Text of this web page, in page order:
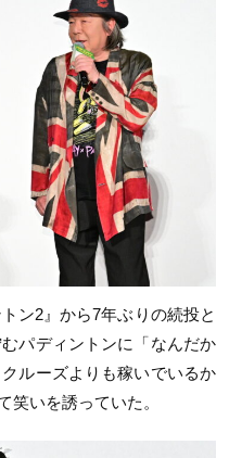
ン2』から7年ぶりの続投と
パディントンに「なんだか
ルーズよりも稼いでいるか
笑いを誘っていた。